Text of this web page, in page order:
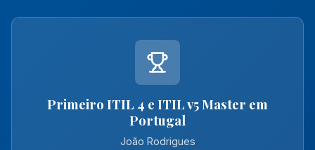
Primeiro ITIL 4 e ITIL v5 Master em
Portugal
João Rodrigues